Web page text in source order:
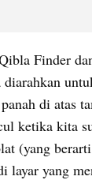
Finder
di atas
ketika kita
(yang
layar yang